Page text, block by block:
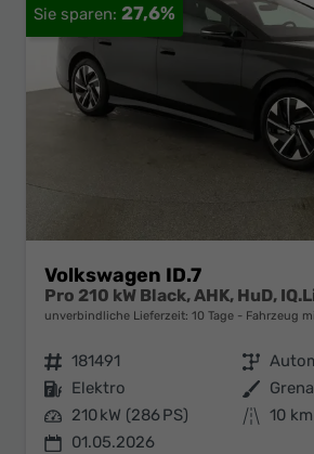
27,6%
Volkswagen ID.7
unverbindliche Lieferzeit: 10 Tage Fahrzeug
Fahrzeugnr. 181491 Getriebe
Kraftstoff Elektro Außenfarbe
Leistung 210 kW (286 PS) Kilometerstand 10 km
01.05.2026